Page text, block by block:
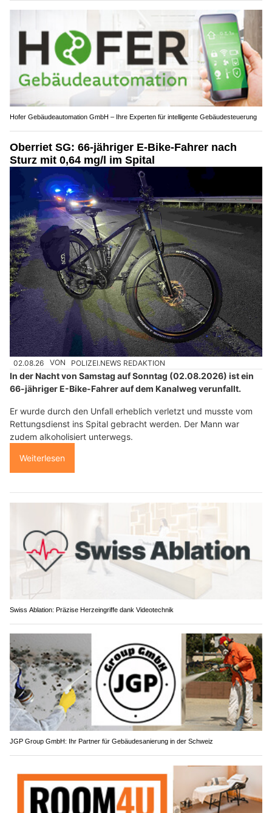
M.Meier Malergeschäft in Wetzikon ZH: Qualität, die überzeugt
Hofer Gebäudeautomation GmbH – Ihre Experten für intelligente Gebäudesteuerung
Oberriet SG: 66-jähriger E-Bike-Fahrer nach
Sturz mit 0,64 mg/l im Spital
02.08.26 VON
In der Nacht von Samstag auf Sonntag (02.08.2026) ist ein
Er wurde durch den Unfall erheblich verletzt und musste vom
Rettungsdienst ins Spital gebracht werden. Der Mann war
zudem alkoholisiert unterwegs.
Weiterlesen
Swiss Ablation: Präzise Herzeingriffe dank Videotechnik